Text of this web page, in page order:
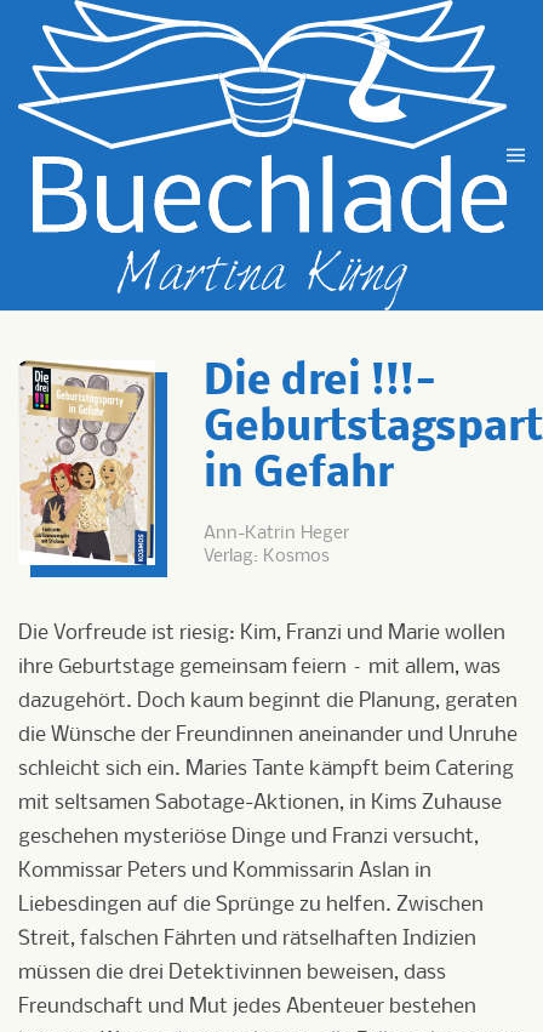
Zum Hauptinhalt springen
Die drei !!!-
in Gefahr
Ann-Katrin Heger
Verlag: Kosmos
Die Vorfreude ist riesig: Kim, Franzi und Marie wollen
ihre Geburtstage gemeinsam feiern – mit allem, was
dazugehört. Doch kaum beginnt die Planung, geraten
die Wünsche der Freundinnen aneinander und Unruhe
schleicht sich ein. Maries Tante kämpft beim Catering
mit seltsamen Sabotage-Aktionen, in Kims Zuhause
geschehen mysteriöse Dinge und Franzi versucht,
Kommissar Peters und Kommissarin Aslan in
Liebesdingen auf die Sprünge zu helfen. Zwischen
Streit, falschen Fährten und rätselhaften Indizien
müssen die drei Detektivinnen beweisen, dass
Freundschaft und Mut jedes Abenteuer bestehen